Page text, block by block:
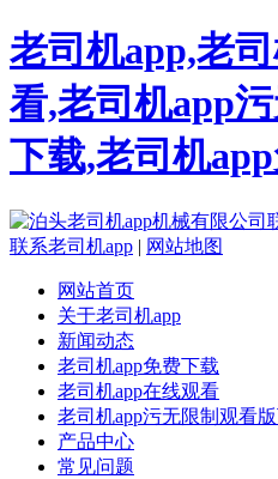
老司机app,老
看,老司机app
下载,老司机
联系老司机app | 网站地图
网站首页
关于老司机app
新闻动态
老司机app免费下载
老司机app在线观看
老司机app污无限制观看
产品中心
常见问题